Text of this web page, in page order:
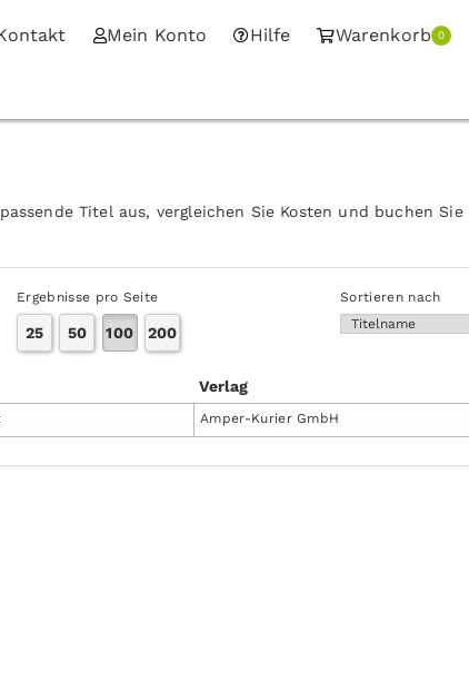
Mein Konto Hilfe Warenkorb 0
Titel aus, vergleichen Sie Kosten und buchen Sie
Ergebnisse pro Seite Sortieren nach
25 50 100 200
Verlag
Amper-Kurier GmbH